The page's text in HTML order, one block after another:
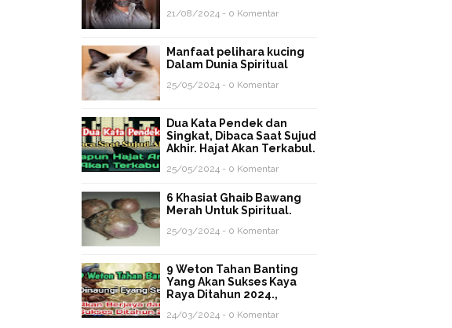
21/08/2024 - 0 Komentar
Manfaat pelihara kucing
Dalam Dunia Spiritual
25/05/2024 - 0 Komentar
Dua Kata Pendek dan
Singkat, Dibaca Saat Sujud
Akhir. Hajat Akan Terkabul.
25/05/2024 - 0 Komentar
6 Khasiat Ghaib Bawang
Merah Untuk Spiritual.
25/03/2024 - 0 Komentar
9 Weton Tahan Banting
Yang Akan Sukses Kaya
Raya Ditahun 2024.,
24/03/2024 - 0 Komentar